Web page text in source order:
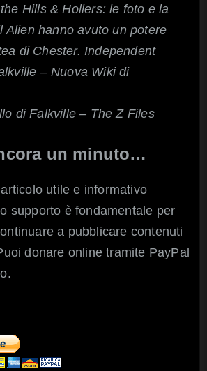
Hills & Hollers: le foto e la
Alien hanno avuto un potere
di Chester. Independent
– Nuova Wiki di
di Falkville – The Z Files
un minuto…
utile e informativo
supporto è fondamentale per
a pubblicare contenuti
donare online tramite PayPal